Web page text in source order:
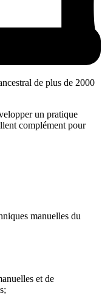
de plus de 2000
un pratique
complément pour
manuelles du
et de